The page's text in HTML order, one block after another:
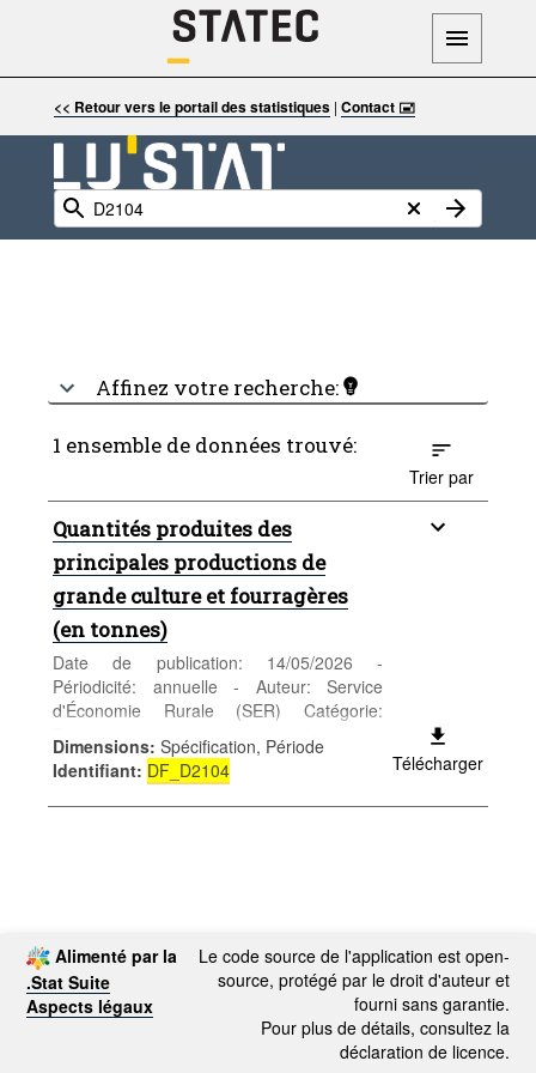
<< Retour vers le portail des statistiques| Contact 🖃
Affinez votre recherche:
1 ensemble de données trouvé:
Trier par
Quantités produites des
principales productions de
grande culture et fourragères
(en tonnes)
Date de publication: 14/05/2026 -
Périodicité: annuelle - Auteur: Service
d'Économie Rurale (SER) Catégorie:
Entreprises - Agriculture - Mots-clés:
agriculture
Dimensions: Spécification, Période
Identifiant: DF_D2104 Télécharger
Alimenté par la
.Stat Suite
Aspects légaux
Le code source de l'application est open-
source, protégé par le droit d'auteur et
fourni sans garantie.
Pour plus de détails, consultez la
déclaration de licence.